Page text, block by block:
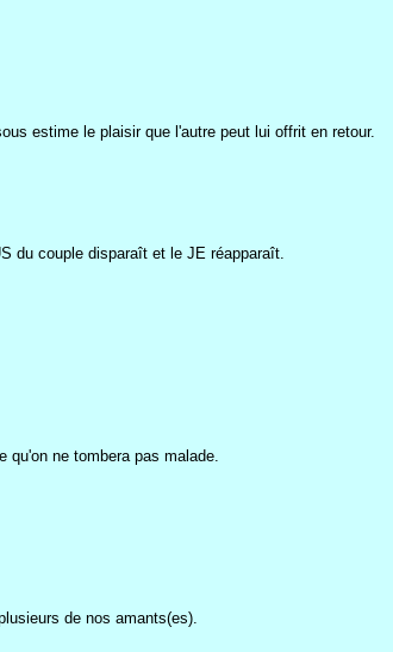
estime le plaisir que l'autre peut lui offrit en retour.
du couple disparaît et le JE réapparaît.
qu'on ne tombera pas malade.
de nos amants(es).